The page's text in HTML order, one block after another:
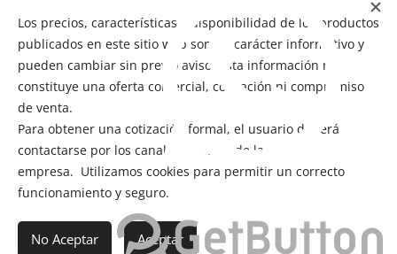
Cel y WhatsApp:(57)316 8701076
Cel: (57) 300 8686914
Telegram:
@tecnocompras;(57) 316 8701076
Copyright 2012-2026
SAS. Todos los derechos reservados
Los precios, características y disponibilidad de los productos
publicados en este sitio web son de carácter informativo y
pueden cambiar sin previo aviso. Esta información no
constituye una oferta comercial, cotización ni compromiso
de venta.
Para obtener una cotización formal, el usuario deberá
contactarse por los canales oficiales de la
empresa. Utilizamos cookies para permitir un correcto
funcionamiento y seguro.
No Aceptar Aceptar